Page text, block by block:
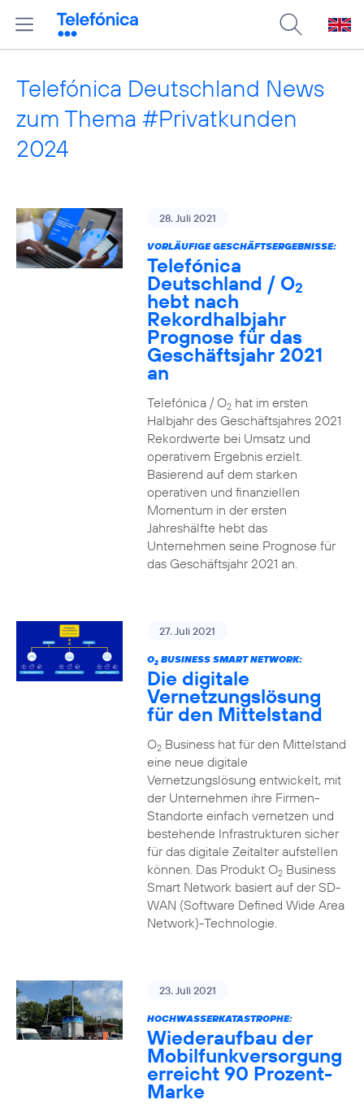
Telefónica Deutschland News
zum Thema #Privatkunden
2024
28. Juli 2021
VORLÄUFIGE GESCHÄFTSERGEBNISSE:
Telefónica
Deutschland / O2
hebt nach
Rekordhalbjahr
Prognose für das
Geschäftsjahr 2021
an
Telefónica / O2hat im ersten
Halbjahr des Geschäftsjahres 2021
Rekordwerte bei Umsatz und
operativem Ergebnis erzielt.
Basierend auf dem starken
operativen und finanziellen
Momentum in der ersten
Jahreshälfte hebt das
Unternehmen seine Prognose für
das Geschäftsjahr 2021 an.
27. Juli 2021
O2BUSINESS SMART NETWORK:
Die digitale
Vernetzungslösung
für den Mittelstand
O2Business hat für den Mittelstand
eine neue digitale
Vernetzungslösung entwickelt, mit
der Unternehmen ihre Firmen-
Standorte einfach vernetzen und
bestehende Infrastrukturen sicher
für das digitale Zeitalter aufstellen
können. Das Produkt O2Business
Smart Network basiert auf der SD-
WAN (Software Defined Wide Area
Network)-Technologie.
23. Juli 2021
HOCHWASSERKATASTROPHE:
Wiederaufbau der
Mobilfunkversorgung
erreicht 90 Prozent-
Marke